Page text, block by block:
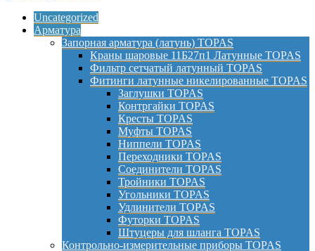
Uncategorized
Арматура
Запорная арматура (латунь) TOPAS
Краны шаровые 11Б27п1 Латунные TOPAS
Фильтр сетчатый латунный TOPAS
Фитинги латунные никелированные TOPAS
Заглушки TOPAS
Контргайки TOPAS
Кресты TOPAS
Муфты TOPAS
Ниппели TOPAS
Переходники TOPAS
Соединители TOPAS
Тройники TOPAS
Угольники TOPAS
Удлинители TOPAS
Футорки TOPAS
Штуцеры для шланга TOPAS
Контрольно-измерительные приборы TOPAS